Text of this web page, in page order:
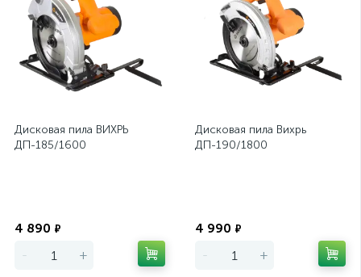
Дисковая пила ВИХРЬ
ДП-185/1600
4 890 ₽
- +
Дисковая пила Вихрь
ДП-190/1800
4 990 ₽
- +